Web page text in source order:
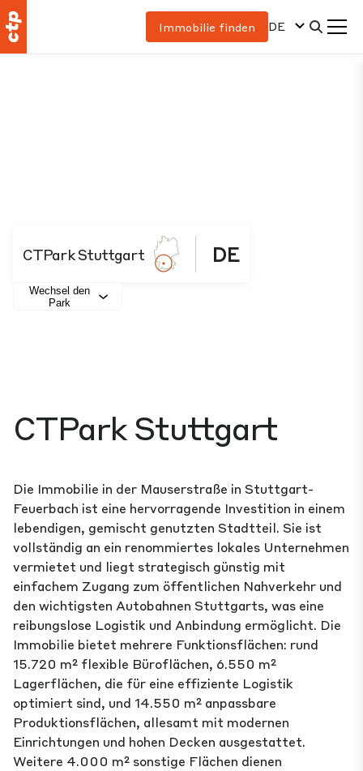
Immobilie finden DE
CTPark Stuttgart DE
Wechsel den
Park
CTPark Stuttgart
Die Immobilie in der Mauserstraße in Stuttgart-
Feuerbach ist eine hervorragende Investition in einem
lebendigen, gemischt genutzten Stadtteil. Sie ist
vollständig an ein renommiertes lokales Unternehmen
vermietet und liegt strategisch günstig mit
einfachem Zugang zum öffentlichen Nahverkehr und
den wichtigsten Autobahnen Stuttgarts, was eine
reibungslose Logistik und Anbindung ermöglicht. Die
Immobilie bietet mehrere Funktionsflächen: rund
15.720 m² flexible Büroflächen, 6.550 m²
Lagerflächen, die für eine effiziente Logistik
optimiert sind, und 14.550 m² anpassbare
Produktionsflächen, allesamt mit modernen
Einrichtungen und hohen Decken ausgestattet.
Weitere 4.000 m² sonstige Flächen dienen